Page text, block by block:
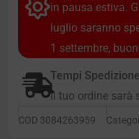
in pausa estiva.
luglio saranno
1 settembre,
Tempi Spedizione
Il tuo ordine sarà
COD 3084263959